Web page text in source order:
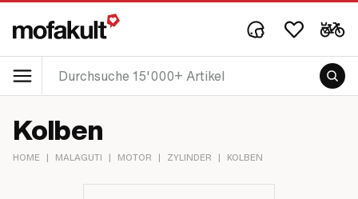
Kolben
HOME | MALAGUTI | MOTOR | ZYLINDER | KOLBEN